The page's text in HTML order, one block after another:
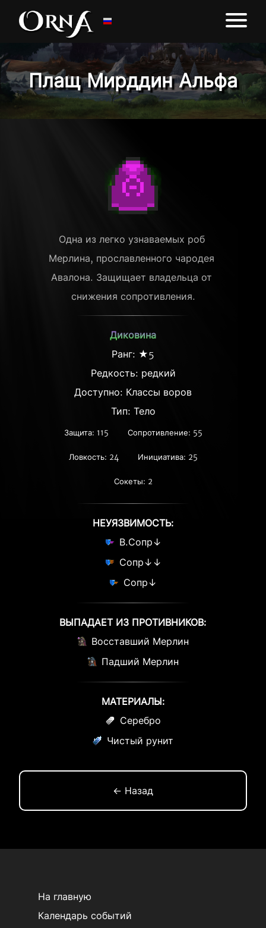
Плащ Мирддин Альфа
Одна из легко узнаваемых роб
Мерлина, прославленного чародея
Авалона. Защищает владельца от
снижения сопротивления.
Диковина
Ранг: ★5
Редкость: редкий
Доступно: Классы воров
Тип: Тело
Защита: 115 Сопротивление: 55
Ловкость: 24 Инициатива: 25
Сокеты: 2
НЕУЯЗВИМОСТЬ:
В.Сопр↓
Сопр↓↓
Сопр↓
ВЫПАДАЕТ ИЗ ПРОТИВНИКОВ:
Восставший Мерлин
Падший Мерлин
МАТЕРИАЛЫ:
Серебро
Чистый рунит
← Назад
На главную
Календарь событий